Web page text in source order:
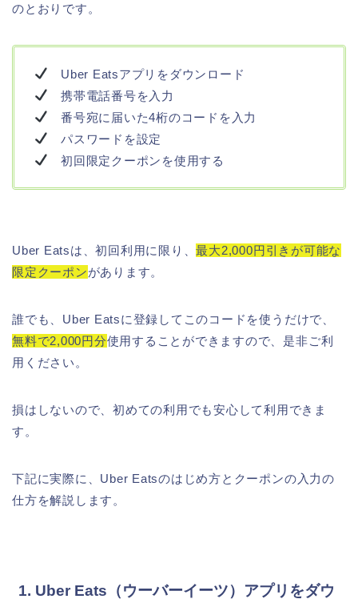
のとおりです。
Uber Eatsアプリをダウンロード
携帯電話番号を入力
番号宛に届いた4桁のコードを入力
パスワードを設定
初回限定クーポンを使用する
Uber Eatsは、初回利用に限り、最大2,000円引きが可能な
限定クーポンがあります。
誰でも、Uber Eatsに登録してこのコードを使うだけで、
無料で2,000円分使用することができますので、是非ご利
用ください。
損はしないので、初めての利用でも安心して利用できま
す。
下記に実際に、Uber Eatsのはじめ方とクーポンの入力の
仕方を解説します。
1. Uber Eats（ウーバーイーツ）アプリをダウ